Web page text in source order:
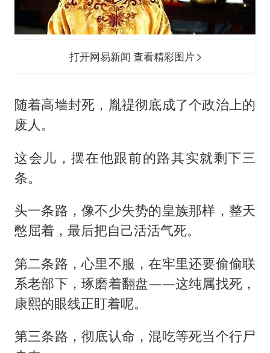
打开网易新闻 查看精彩图片
随着高墙封死，胤禔彻底成了个政治上的
废人。
这会儿，摆在他跟前的路其实就剩下三
条。
头一条路，像不少失势的皇族那样，整天
憋屈着，最后把自己活活气死。
第二条路，心里不服，在牢里还要偷偷联
系老部下，琢磨着翻盘——这纯属找死，
康熙的眼线正盯着呢。
第三条路，彻底认命，混吃等死当个行尸